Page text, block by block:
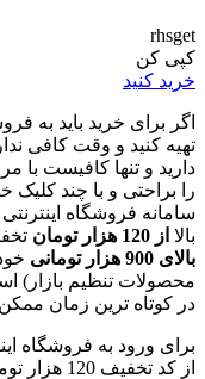
rhsget
کپی کن
خرید کنید
اگر برای خرید باید به
تهیه کنید و وقت کافی
دارید‌ و تنها کافیست با
را براحتی و با چند کلیک
سامانه فروشگاه
بالا از 120 هزار تومان
بالای 900 هزار تومانی
محصولات تنظیم بازار)
در کوتاه ترین زمان
برای ورود به فروشگاه
از کد